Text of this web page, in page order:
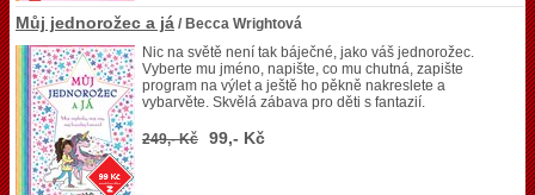
Můj jednorožec a já / Becca Wrightová
Nic na světě není tak báječné, jako váš jednorožec.
Vyberte mu jméno, napište, co mu chutná, zapište
program na výlet a ještě ho pěkně nakreslete a
vybarvěte. Skvělá zábava pro děti s fantazií.
249,- Kč 99,- Kč